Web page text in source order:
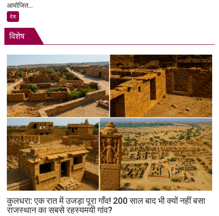
का
नशा’,
रोजगार
को
लेकर
सरकार
पर
साधा
निशाना
आयोजित...
देश
विशेष
कुलधरा: एक रात में उजड़ा पूरा गाँव! 200 साल बाद भी क्यों नहीं बसा
राजस्थान का सबसे रहस्यमयी गांव?